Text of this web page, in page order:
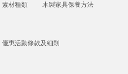
素材種類
木製家具保養方法
優惠活動條款及細則